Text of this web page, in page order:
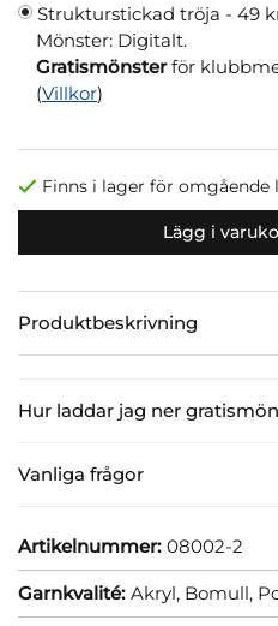
Strukturstickad tröja - 49
Mönster: Digitalt.
Gratismönsterför
(Villkor)
Finns i lager för omgående
Lägg i
Produktbeskrivning
Hur laddar jag ner
Vanliga frågor
Artikelnummer: 08002-2
Garnkvalité: Akryl, Bomull,